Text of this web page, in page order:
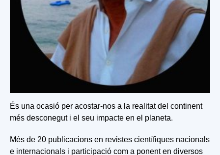
És una ocasió per acostar-nos a la realitat del continent
més desconegut i el seu impacte en el planeta.
Més de 20 publicacions en revistes científiques nacionals
e internacionals i participació com a ponent en diversos